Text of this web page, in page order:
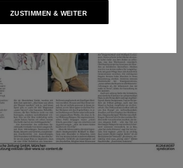
ZUSTIMMEN & WEITER